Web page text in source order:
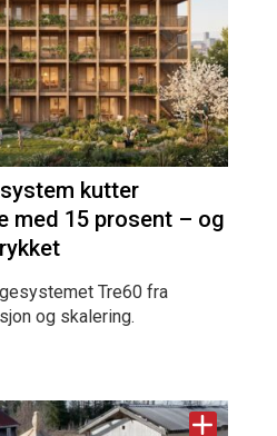
kutter
med 15 prosent – og
Tre60 fra
og skalering.